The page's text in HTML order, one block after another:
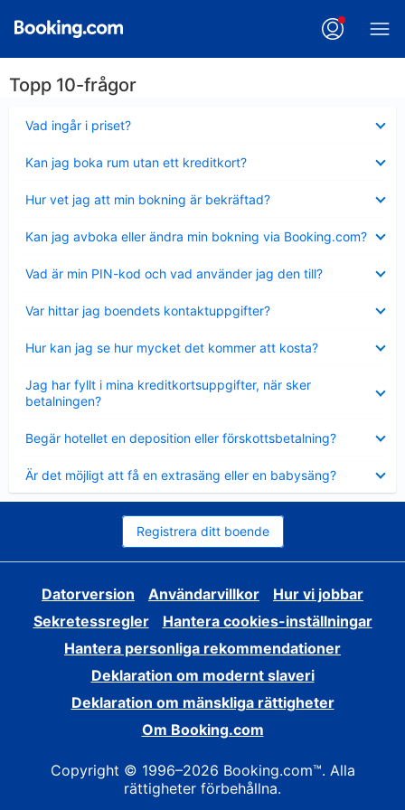
Topp 10-frågor
Vad ingår i priset?
mindre
Kan jag boka rum utan ett kreditkort?
mindre
Hur vet jag att min bokning är bekräftad?
mindre
Kan jag avboka eller ändra min bokning via Booking.com?
mindre
Vad är min PIN-kod och vad använder jag den till?
mindre
Var hittar jag boendets kontaktuppgifter?
mindre
Hur kan jag se hur mycket det kommer att kosta?
mindre
Jag har fyllt i mina kreditkortsuppgifter, när sker
betalningen?
mindre
Begär hotellet en deposition eller förskottsbetalning?
mindre
Är det möjligt att få en extrasäng eller en babysäng?
mindre
Registrera ditt boende
Datorversion Användarvillkor
Hur vi jobbar
Sekretessregler
Hantera cookies-inställningar
Hantera personliga rekommendationer
Deklaration om modernt slaveri
Deklaration om mänskliga rättigheter
Om Booking.com
Copyright © 1996–2026 Booking.com™. Alla
rättigheter förbehållna.